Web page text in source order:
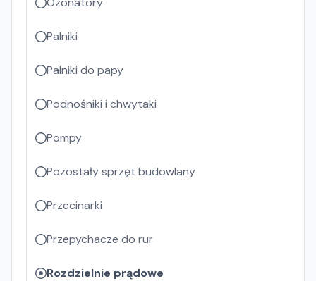
Palniki
Palniki do papy
Podnośniki i chwytaki
Pompy
Pozostały sprzęt budowlany
Przecinarki
Przepychacze do rur
Rozdzielnie prądowe